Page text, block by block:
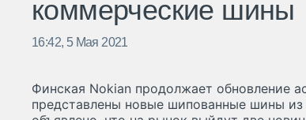
коммерческие шины
16:42, 5 Мая 2021
Финская Nokian продолжает обновление
представлены новые шипованные шины